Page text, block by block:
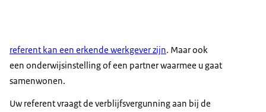
referent kan een erkende werkgever zijn. Maar ook
een onderwijsinstelling of een partner waarmee u gaat
samenwonen.
Uw referent vraagt de verblijfsvergunning aan bij de